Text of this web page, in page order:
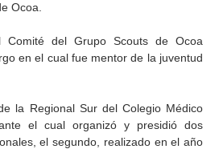
Ocoa.
Comité del Grupo Scouts de Ocoa
en el cual fue mentor de la juventud
la Regional Sur del Colegio Médico
el cual organizó y presidió dos
el segundo, realizado en el año